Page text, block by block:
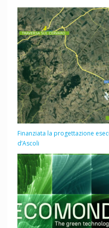
Finanziata la progettazione
d’Ascoli